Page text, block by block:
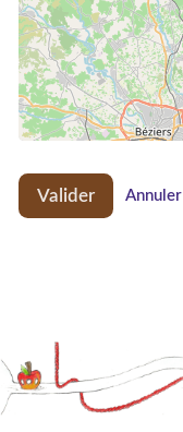
Valider Annuler